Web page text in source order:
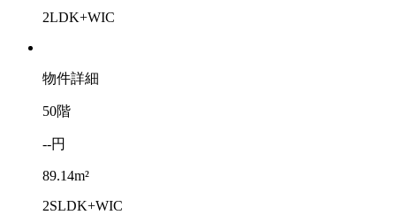
2LDK+WIC
物件詳細
50階
--円
89.14m²
2SLDK+WIC